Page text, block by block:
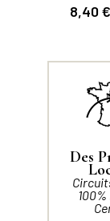
Prix
8,40 €
Des